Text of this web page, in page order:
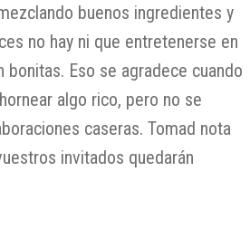
buenos ingredientes y
no hay ni que entretenerse en
Eso se agradece cuando
algo rico, pero no se
caseras. Tomad nota
invitados quedarán